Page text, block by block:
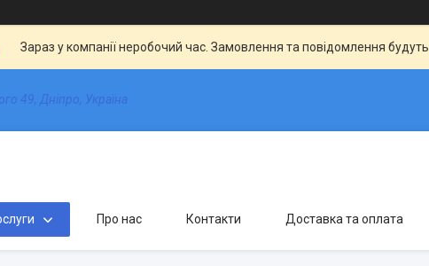
Зараз у компанії неробочий час. Замовлення та повідомлення
49, Дніпро, Україна
Про нас Контакти Доставка та оплата